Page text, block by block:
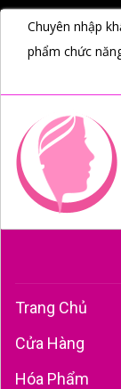
Chuyên nhập
phẩm chức
Trang Chủ
Cửa Hàng
Hóa Phẩm